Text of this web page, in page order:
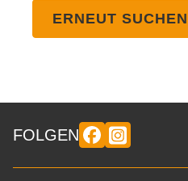
ERNEUT SUCHEN
FOLGEN